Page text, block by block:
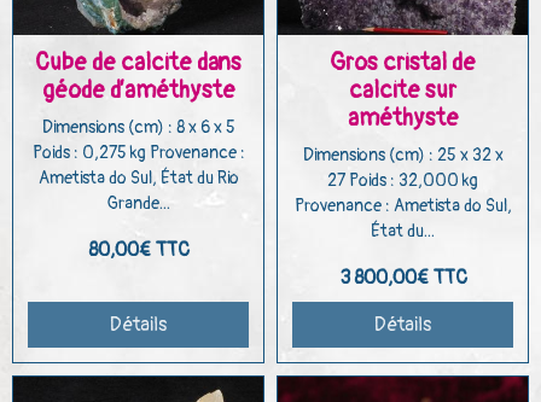
Cube de calcite dans
géode d’améthyste
Dimensions (cm) : 8 x 6 x 5
Poids : 0,275 kg Provenance :
Ametista do Sul, État du Rio
Grande...
80,00€ TTC
Détails
Gros cristal de
calcite sur
améthyste
Dimensions (cm) : 25 x 32 x
27 Poids : 32,000 kg
Provenance : Ametista do Sul,
État du...
3 800,00€ TTC
Détails